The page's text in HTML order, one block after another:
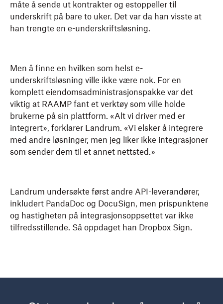
måte å sende ut kontrakter og estoppeller til
underskrift på bare to uker. Det var da han visste at
han trengte en e-underskriftsløsning.
Men å finne en hvilken som helst e-
underskriftsløsning ville ikke være nok. For en
komplett eiendomsadministrasjonspakke var det
viktig at RAAMP fant et verktøy som ville holde
brukerne på sin plattform. «Alt vi driver med er
integrert», forklarer Landrum. «Vi elsker å integrere
med andre løsninger, men jeg liker ikke integrasjoner
som sender dem til et annet nettsted.»
Landrum undersøkte først andre API-leverandører,
inkludert PandaDoc og DocuSign, men prispunktene
og hastigheten på integrasjonsoppsettet var ikke
tilfredsstillende. Så oppdaget han Dropbox Sign.